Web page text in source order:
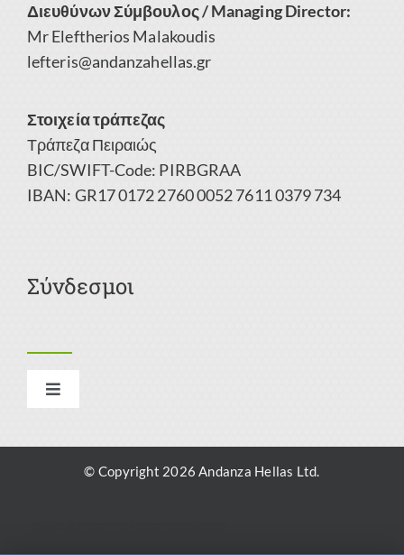
Διευθύνων Σύμβουλος / Managing Director:
Mr Eleftherios Malakoudis
lefteris@andanzahellas.gr
Στοιχεία τράπεζας
Τράπεζα Πειραιώς
BIC/SWIFT-Code: PIRBGRAA
IBAN: GR17 0172 2760 0052 7611 0379 734
Σύνδεσμοι
Toggle
© Copyright 2026 Andanza Hellas Ltd.